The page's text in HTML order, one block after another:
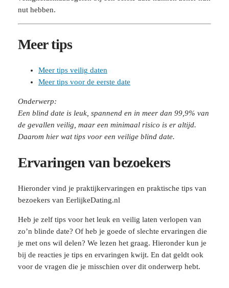
nut hebben.
Meer tips
Meer tips veilig daten
Meer tips voor de eerste date
Onderwerp:
Een blind date is leuk, spannend en in meer dan 99,9% van
de gevallen veilig, maar een minimaal risico is er altijd.
Daarom hier wat tips voor een veilige blind date.
Ervaringen van bezoekers
Hieronder vind je praktijkervaringen en praktische tips van
bezoekers van EerlijkeDating.nl
Heb je zelf tips voor het leuk en veilig laten verlopen van
zo’n blinde date? Of heb je goede of slechte ervaringen die
je met ons wil delen? We lezen het graag. Hieronder kun je
bij de reacties je tips en ervaringen kwijt. En dat geldt ook
voor de vragen die je misschien over dit onderwerp hebt.